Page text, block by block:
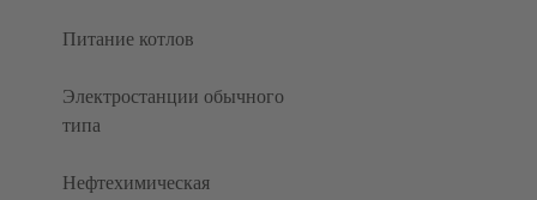
Питание котлов
Электростанции обычного
типа
Нефтехимическая